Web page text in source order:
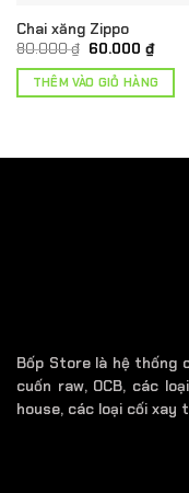
Chai xăng Zippo
80.000₫ Giá
là:
80.000 ₫.
60.000 ₫Giá
hiện
tại
là:
THÊM VÀO GIỎ HÀNG
Bốp Store là hệ thống
cuốn raw, OCB, các
house, các loại cối xay